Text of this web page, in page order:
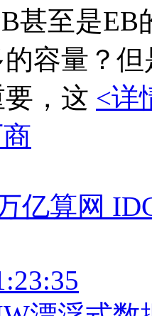
甚至是
容量？
，这 <详
亿算网